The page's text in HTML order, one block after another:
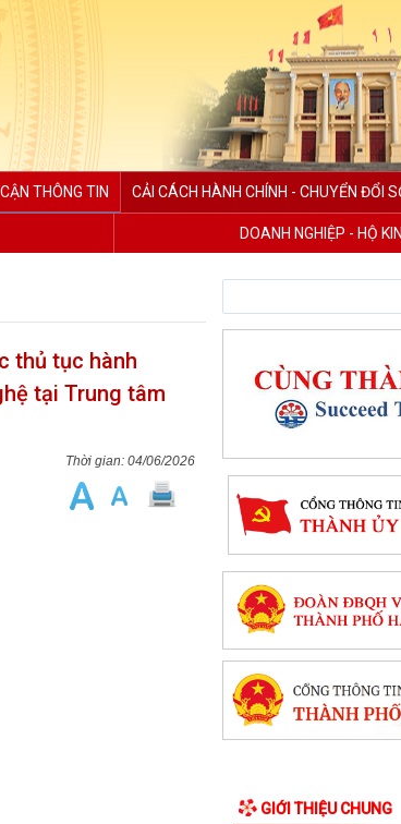
THÔNG TIN CẢI CÁCH HÀNH CHÍNH - CHUYỂN ĐỔI
DOANH NGHIỆP - HỘ
thủ tục hành
tại Trung tâm
04/06/2026
GIỚI THIỆU CHUNG